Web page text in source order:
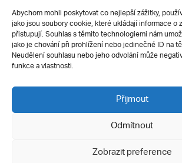
Abychom mohli poskytovat co nejlepší zážitky,
jako jsou soubory cookie, které ukládají informace o
přistupují. Souhlas s těmito technologiemi nám
jako je chování při prohlížení nebo jedinečné ID na
Neudělení souhlasu nebo jeho odvolání může
funkce a vlastnosti.
Přijmout
Odmítnout
Zobrazit preference
Silverius
Pro uchazeče
Přijímací řízení
E-prihlaska
Přípravné kurzy
Ochrana soukromí
Všechna práva vyhrazena